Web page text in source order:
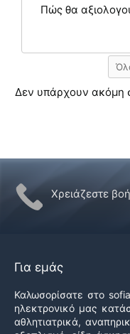
Πώς θα
Δεν υπάρχουν ακόμη
Χρειάζεστε
Για εμάς
Καλωσορίσατε στο
ηλεκτρονικό μας
αθλητιατρικά,